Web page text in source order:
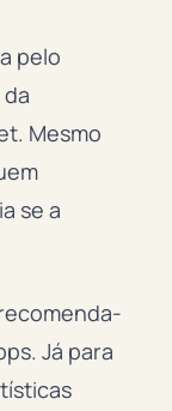
pelo
Mesmo
se a
Já para